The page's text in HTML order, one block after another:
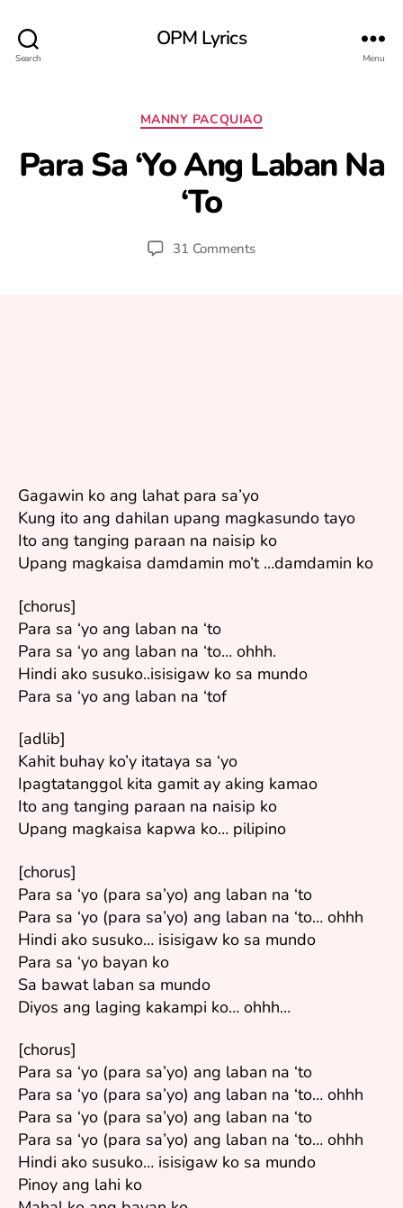
Search
OPM Lyrics
Menu
Categories
MANNY PACQUIAO
Para Sa ‘Yo Ang Laban Na
‘To
u
e
r
u
1
31 Comments
Gagawin ko ang lahat para sa’yo
Kung ito ang dahilan upang magkasundo tayo
Ito ang tanging paraan na naisip ko
Upang magkaisa damdamin mo’t …damdamin ko
[chorus]
Para sa ‘yo ang laban na ‘to
Para sa ‘yo ang laban na ‘to… ohhh.
Hindi ako susuko..isisigaw ko sa mundo
Para sa ‘yo ang laban na ‘tof
[adlib]
Kahit buhay ko’y itataya sa ‘yo
Ipagtatanggol kita gamit ay aking kamao
Ito ang tanging paraan na naisip ko
Upang magkaisa kapwa ko… pilipino
[chorus]
Para sa ‘yo (para sa’yo) ang laban na ‘to
Para sa ‘yo (para sa’yo) ang laban na ‘to… ohhh
Hindi ako susuko… isisigaw ko sa mundo
Para sa ‘yo bayan ko
Sa bawat laban sa mundo
Diyos ang laging kakampi ko… ohhh…
[chorus]
Para sa ‘yo (para sa’yo) ang laban na ‘to
Para sa ‘yo (para sa’yo) ang laban na ‘to… ohhh
Para sa ‘yo (para sa’yo) ang laban na ‘to
Para sa ‘yo (para sa’yo) ang laban na ‘to… ohhh
Hindi ako susuko… isisigaw ko sa mundo
Pinoy ang lahi ko